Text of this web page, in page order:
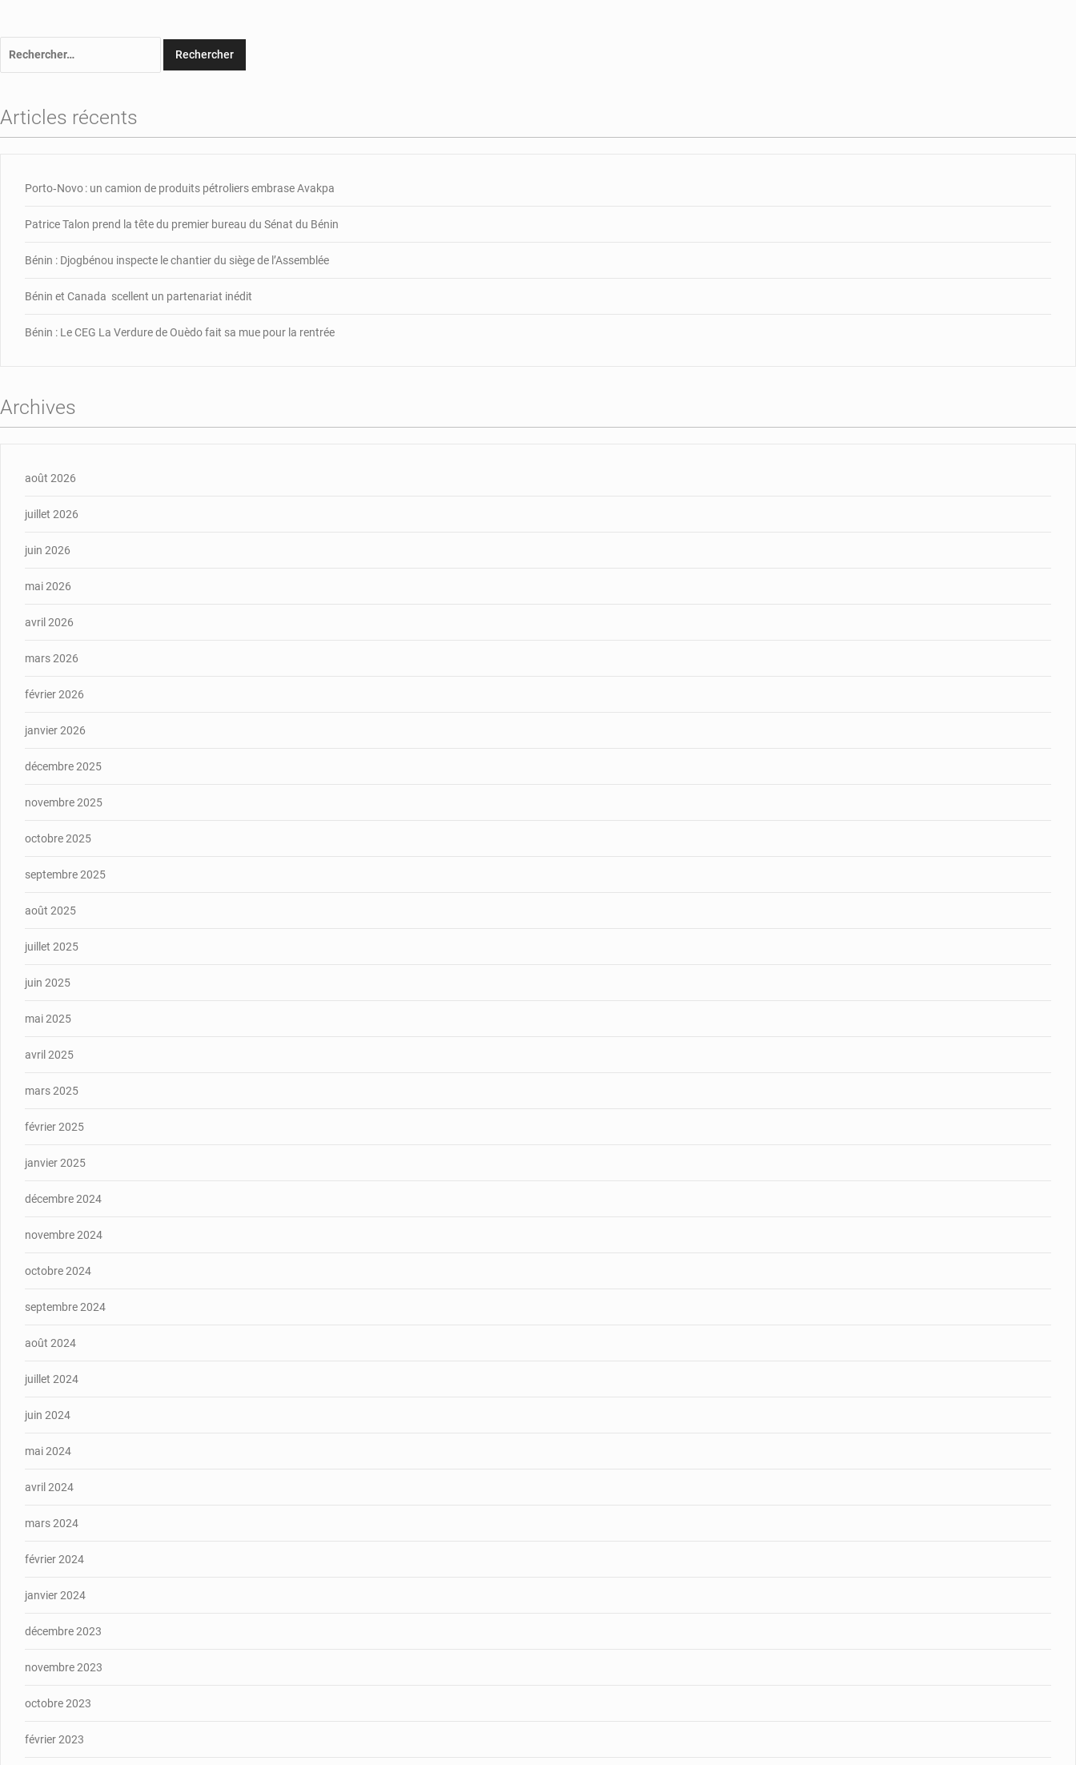
Articles récents
Porto‑Novo : un camion de produits pétroliers embrase Avakpa
Patrice Talon prend la tête du premier bureau du Sénat du Bénin
Bénin : Djogbénou inspecte le chantier du siège de l’Assemblée
Bénin et Canada scellent un partenariat inédit
Bénin : Le CEG La Verdure de Ouèdo fait sa mue pour la rentrée
Archives
août 2026
juillet 2026
juin 2026
mai 2026
avril 2026
mars 2026
février 2026
janvier 2026
décembre 2025
novembre 2025
octobre 2025
septembre 2025
août 2025
juillet 2025
juin 2025
mai 2025
avril 2025
mars 2025
février 2025
janvier 2025
décembre 2024
novembre 2024
octobre 2024
septembre 2024
août 2024
juillet 2024
juin 2024
mai 2024
avril 2024
mars 2024
février 2024
janvier 2024
décembre 2023
novembre 2023
octobre 2023
février 2023